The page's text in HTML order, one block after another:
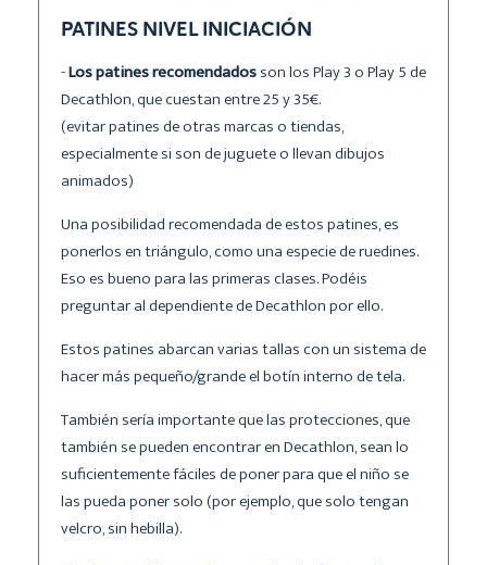
PATINES NIVEL INICIACIÓN
-Los patines recomendadosson los Play 3 o Play 5 de
Decathlon, que cuestan entre 25 y 35€.
(evitar patines de otras marcas o tiendas,
especialmente si son de juguete o llevan dibujos
animados)
Una posibilidad recomendada de estos patines, es
ponerlos en triángulo, como una especie de ruedines.
Eso es bueno para las primeras clases. Podéis
preguntar al dependiente de Decathlon por ello.
Estos patines abarcan varias tallas con un sistema de
hacer más pequeño/grande el botín interno de tela.
También sería importante que las protecciones, que
también se pueden encontrar en Decathlon, sean lo
suficientemente fáciles de poner para que el niño se
las pueda poner solo (por ejemplo, que solo tengan
velcro, sin hebilla).